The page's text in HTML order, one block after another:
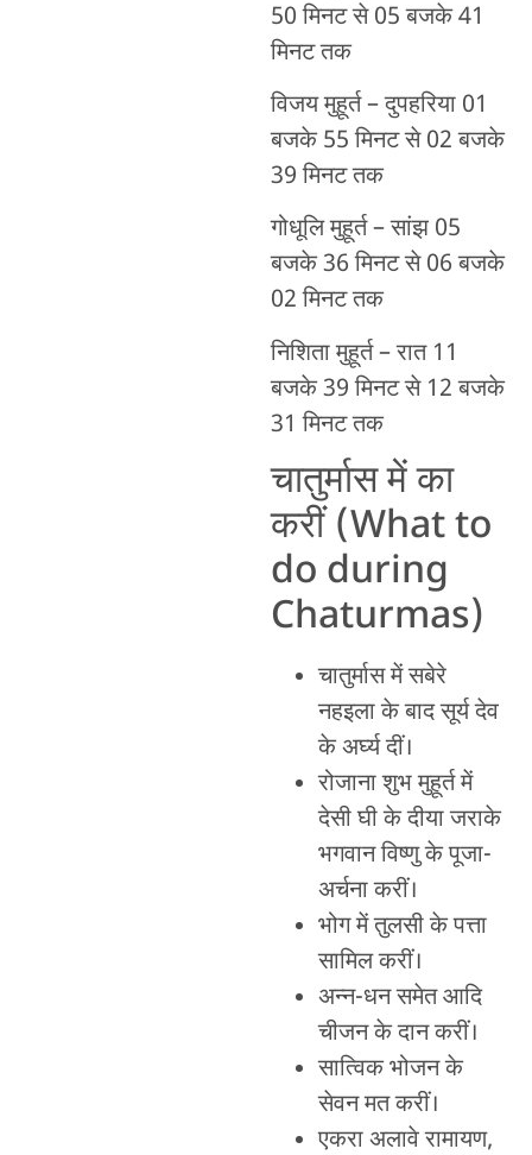
50 मिनट से 05 बजके 41
मिनट तक
विजय मुहूर्त – दुपहरिया 01
बजके 55 मिनट से 02 बजके
39 मिनट तक
गोधूलि मुहूर्त – सांझ 05
बजके 36 मिनट से 06 बजके
02 मिनट तक
निशिता मुहूर्त – रात 11
बजके 39 मिनट से 12 बजके
31 मिनट तक
चातुर्मास में का
करीं (What to
do during
Chaturmas)
चातुर्मास में सबेरे
नहइला के बाद सूर्य देव
के अर्घ्य दीं।
रोजाना शुभ मुहूर्त में
देसी घी के दीया जराके
भगवान विष्णु के पूजा-
अर्चना करीं।
भोग में तुलसी के पत्ता
सामिल करीं।
अन्न-धन समेत आदि
चीजन के दान करीं।
सात्विक भोजन के
सेवन मत करीं।
एकरा अलावे रामायण,